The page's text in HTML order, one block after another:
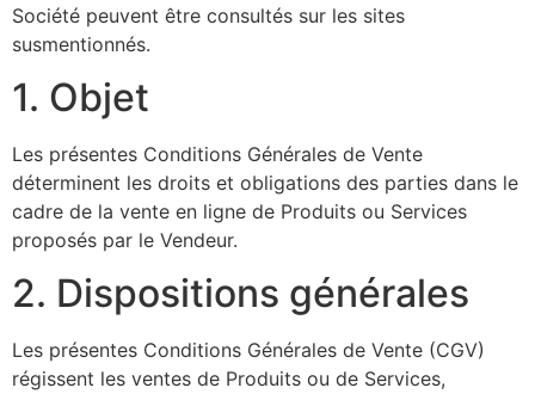
Société peuvent être consultés sur les sites
susmentionnés.
1. Objet
Les présentes Conditions Générales de Vente
déterminent les droits et obligations des parties dans le
cadre de la vente en ligne de Produits ou Services
proposés par le Vendeur.
2. Dispositions générales
Les présentes Conditions Générales de Vente (CGV)
régissent les ventes de Produits ou de Services,